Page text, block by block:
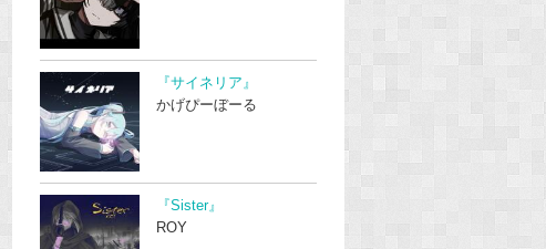
『サイネリア』
かげぴーぼーる
『Sister』
ROY